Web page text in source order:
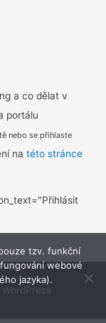
a co dělat v
portálu
nebo se přihlaste
natéto stránce
tzv. funkční
webové
jazyka).